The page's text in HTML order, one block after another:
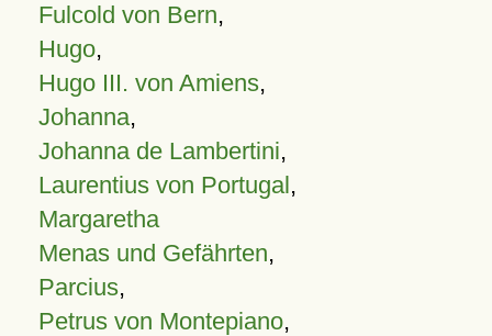
Fulcold von Bern,
Hugo,
Hugo III. von Amiens,
Johanna,
Johanna de Lambertini,
Laurentius von Portugal,
Margaretha
Menas und Gefährten,
Parcius,
Petrus von Montepiano,